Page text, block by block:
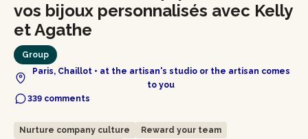
vos bijoux personnalisés avec Kelly
et Agathe
Group
Paris, Chaillot • at the artisan's studio or the artisan comes
to you
339 comments
Nurture company culture
Reward your team